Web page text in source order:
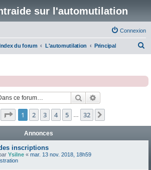
sur l'automutilation
Connexion
du forum L'automutilation Principal
e
Rechercher
Page 1sur32
1 2 3 4 5 32
Annonces
inscriptions
Ysilne « mar. 13 nov. 2018, 18h59